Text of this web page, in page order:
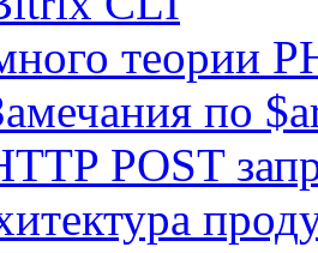
теории
по
POST